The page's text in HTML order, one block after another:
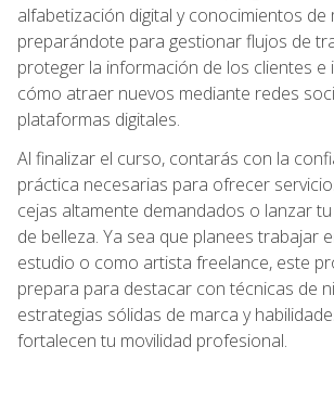
alfabetización digital y conocimientos de
preparándote para gestionar flujos de
proteger la información de los clientes e
cómo atraer nuevos mediante redes
plataformas digitales.
Al finalizar el curso, contarás con la
práctica necesarias para ofrecer
cejas altamente demandados o lanzar
de belleza. Ya sea que planees trabajar
estudio o como artista freelance, este
prepara para destacar con técnicas de
estrategias sólidas de marca y
fortalecen tu movilidad profesional.